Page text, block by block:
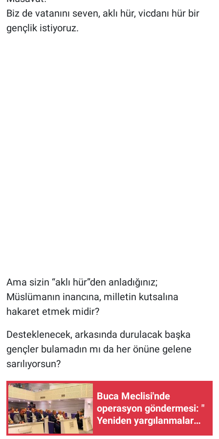
Biz de vatanını seven, aklı hür, vicdanı hür bir
gençlik istiyoruz.
Ama sizin “aklı hür”den anladığınız;
Müslümanın inancına, milletin kutsalına
hakaret etmek midir?
Desteklenecek, arkasında durulacak başka
gençler bulamadın mı da her önüne gelene
sarılıyorsun?
Buca Meclisi'nde
operasyon göndermesi: "
Yeniden yargılanmalar
olur"